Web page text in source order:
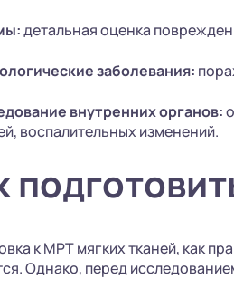
детальная оценка
заболевания:
внутренних органов:
воспалительных изменений.
к МРТ мягких тканей, как
Однако, перед